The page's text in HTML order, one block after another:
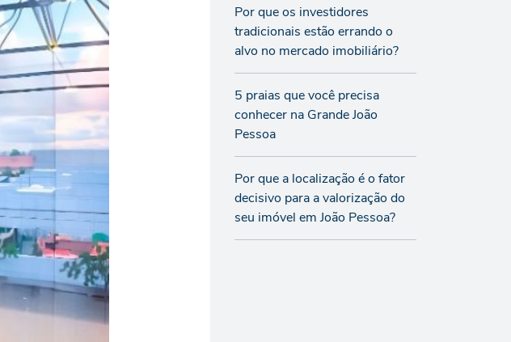
Por que os investidores
tradicionais estão errando o
alvo no mercado imobiliário?
5 praias que você precisa
conhecer na Grande João
Pessoa
Por que a localização é o fator
decisivo para a valorização do
seu imóvel em João Pessoa?